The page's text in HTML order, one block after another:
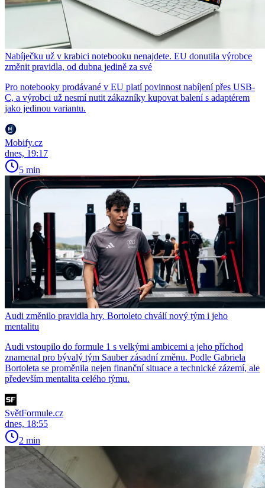
Nabíječku už v krabici notebooku nenajdete. EU donutila výrobce
změnit pravidla, od dubna jedině za své
Pro notebooky prodávané v EU platí povinnost nabíjení přes USB-
C, a výrobci už nesmí nutit zákazníky kupovat balení s adaptérem
jako jedinou variantu.
Mobify.cz
dnes, 19:17
5 min
Audi změnilo pravidla hry. Bortoleto chválí nový tým i jeho
mentalitu
Audi vstoupilo do formule 1 s velkými ambicemi a jeho příchod
znamenal pro bývalý tým Sauber zásadní změnu. Podle Gabriela
Bortoleta se proměnila nejen finanční situace a technické zázemí, ale
především mentalita celého týmu.
SvětFormule.cz
dnes, 18:55
2 min